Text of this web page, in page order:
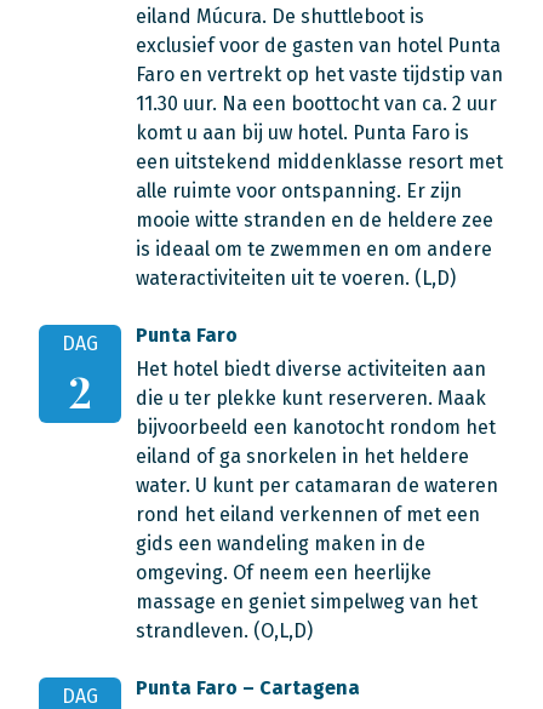
eiland Múcura. De shuttleboot is
exclusief voor de gasten van hotel Punta
Faro en vertrekt op het vaste tijdstip van
11.30 uur. Na een boottocht van ca. 2 uur
komt u aan bij uw hotel. Punta Faro is
een uitstekend middenklasse resort met
alle ruimte voor ontspanning. Er zijn
mooie witte stranden en de heldere zee
is ideaal om te zwemmen en om andere
wateractiviteiten uit te voeren. (L,D)
DAG
2
Punta Faro
Het hotel biedt diverse activiteiten aan
die u ter plekke kunt reserveren. Maak
bijvoorbeeld een kanotocht rondom het
eiland of ga snorkelen in het heldere
water. U kunt per catamaran de wateren
rond het eiland verkennen of met een
gids een wandeling maken in de
omgeving. Of neem een heerlijke
massage en geniet simpelweg van het
strandleven. (O,L,D)
DAG
Punta Faro – Cartagena